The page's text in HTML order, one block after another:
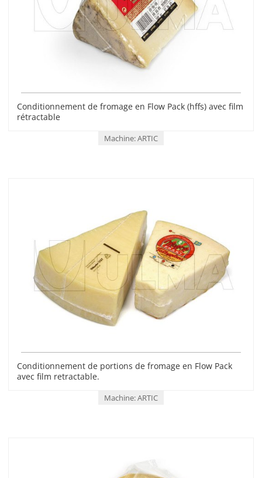
Conditionnement de fromage en Flow Pack (hffs) avec film
rétractable
Machine: ARTIC
Conditionnement de portions de fromage en Flow Pack
avec film retractable.
Machine: ARTIC